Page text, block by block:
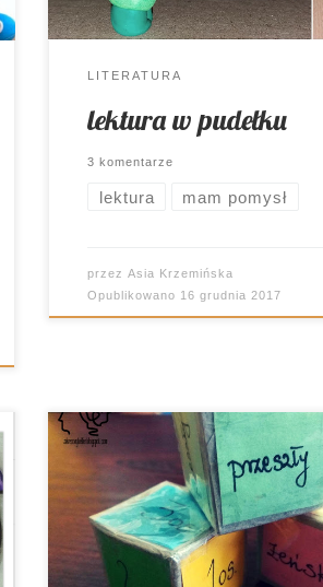
LITERATURA
lektura w pudełku
3 komentarze
lektura mam pomysł
przezAsia Krzemińska
Opublikowano 16 grudnia 2017
Określanie formy czasownika
przyjemne, a ćwiczenia
wierzycie? Sprawdźcie sami. ?